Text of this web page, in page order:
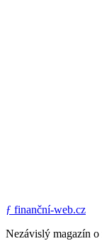
ƒ finanční-web.cz
Nezávislý magazín